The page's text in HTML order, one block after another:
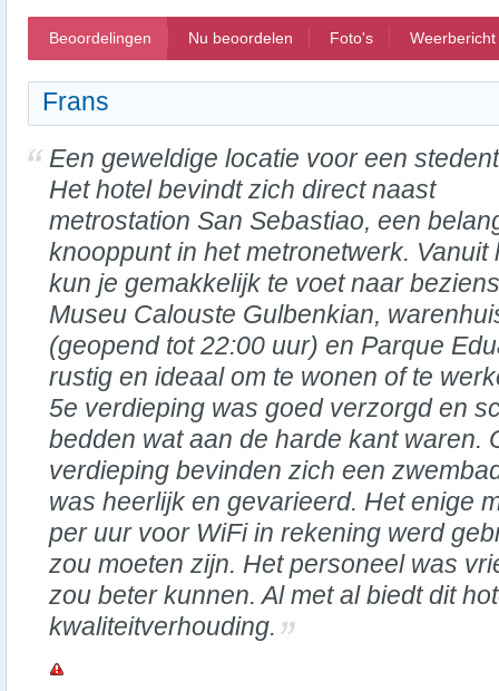
Beoordelingen Nu beoordelen Foto's Weerbericht
Frans
Een geweldige locatie voor een
Het hotel bevindt zich direct naast
metrostation San Sebastiao, een
knooppunt in het metronetwerk. Vanuit
kun je gemakkelijk te voet naar
Museu Calouste Gulbenkian,
(geopend tot 22:00 uur) en Parque
rustig en ideaal om te wonen of te
5e verdieping was goed verzorgd en
bedden wat aan de harde kant waren.
verdieping bevinden zich een
was heerlijk en gevarieerd. Het enige
per uur voor WiFi in rekening werd
zou moeten zijn. Het personeel was
zou beter kunnen. Al met al biedt dit
kwaliteitverhouding.